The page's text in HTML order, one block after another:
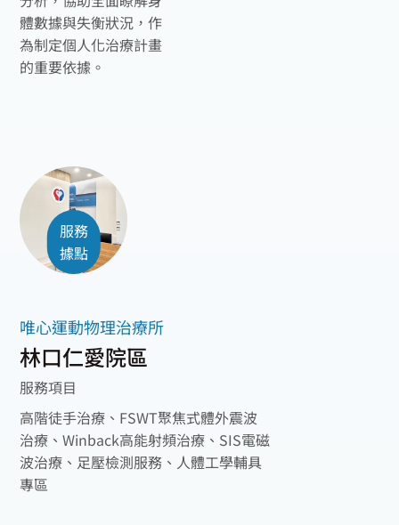
體數據與失衡狀況，作
為制定個人化治療計畫
的重要依據。
服務
據點
唯心運動物理治療所
林口仁愛院區
服務項目
高階徒手治療、FSWT聚焦式體外震波
治療、Winback高能射頻治療、SIS電磁
波治療、足壓檢測服務、人體工學輔具
專區